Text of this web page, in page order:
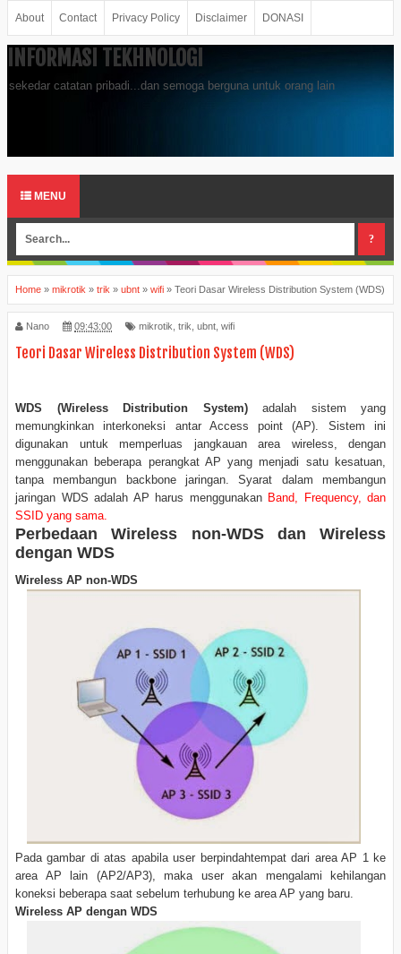
About Contact Privacy Policy Disclaimer DONASI
INFORMASI TEKHNOLOGI
sekedar catatan pribadi...dan semoga berguna untuk orang lain
MENU
Home » mikrotik » trik » ubnt » wifi » Teori Dasar Wireless Distribution System (WDS)
Nano 09:43:00 mikrotik trik ubnt wifi
Teori Dasar Wireless Distribution System (WDS)
WDS (Wireless Distribution System)adalah sistem yang
memungkinkan interkoneksi antar Access point (AP). Sistem ini
digunakan untuk memperluas jangkauan area wireless, dengan
menggunakan beberapa perangkat AP yang menjadi satu kesatuan,
tanpa membangun backbone jaringan. Syarat dalam membangun
jaringan WDS adalah AP harus menggunakan Band, Frequency, dan
SSID yang sama.
Perbedaan Wireless non-WDS dan Wireless
dengan WDS
Wireless AP non-WDS
Pada gambar di atas apabila user berpindahtempat dari area AP 1 ke
area AP lain (AP2/AP3), maka user akan mengalami kehilangan
koneksi beberapa saat sebelum terhubung ke area AP yang baru.
Wireless AP dengan WDS